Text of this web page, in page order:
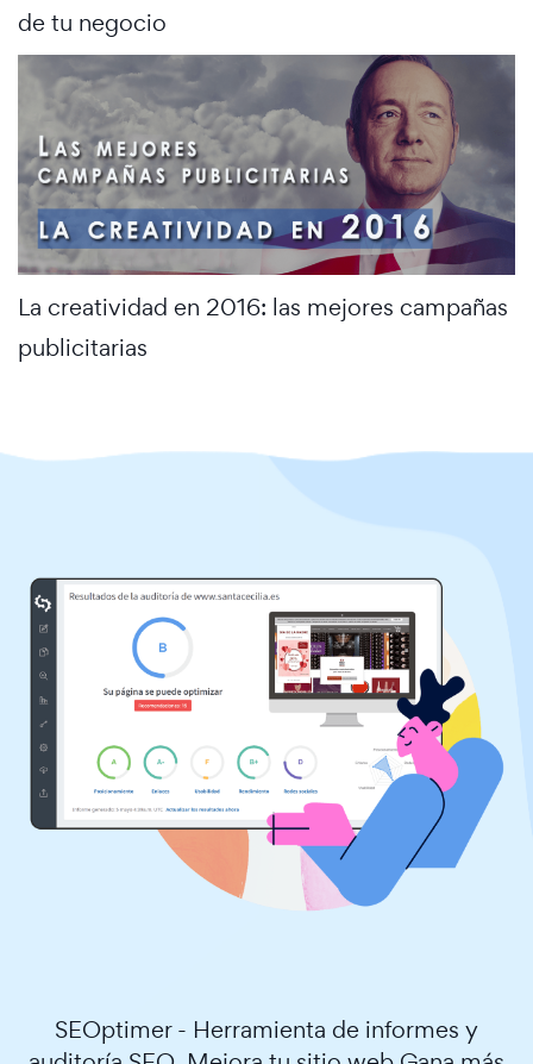
de tu negocio
La creatividad en 2016: las mejores campañas
publicitarias
SEOptimer - Herramienta de informes y